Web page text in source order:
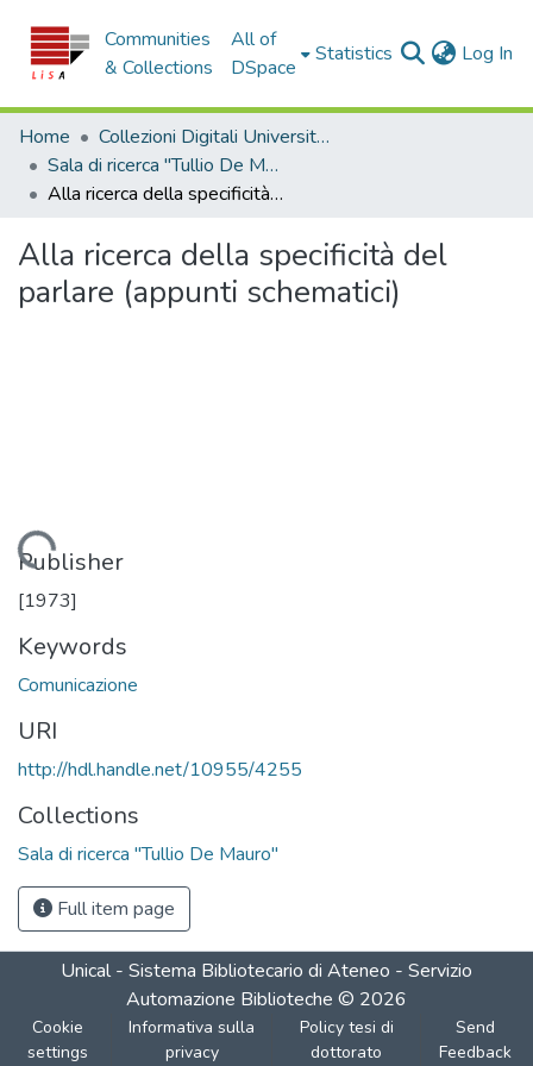
Communities
& Collections
All of
DSpace
Statistics Log In
Home
Collezioni Digitali Università della Calabria
Sala di ricerca "Tullio De Mauro"
Alla ricerca della specificità del parlare (appunti schematici)
Alla ricerca della specificità del
parlare (appunti schematici)
Loading...
Publisher
[1973]
Keywords
Comunicazione
URI
http://hdl.handle.net/10955/4255
Collections
Sala di ricerca "Tullio De Mauro"
Full item page
Unical - Sistema Bibliotecario di Ateneo - Servizio
Automazione Biblioteche © 2026
Cookie
settings
Informativa sulla
privacy
Policy tesi di
dottorato
Send
Feedback